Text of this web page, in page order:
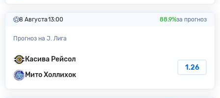
8 Августа13:00 88.9%за прогноз
Прогноз на J. Лига
Касива Рейсол
Мито Холлихок
1.26